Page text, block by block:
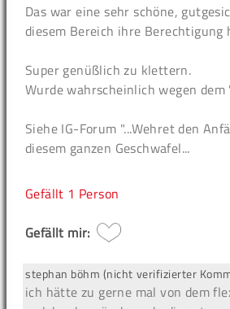
Das war eine sehr schöne,
diesem Bereich ihre Berechtigung
Super genüßlich zu klettern.
Wurde wahrscheinlich wegen dem
Siehe IG-Forum "...Wehret den
diesem ganzen Geschwafel...
Gefällt 1 Person
Gefällt mir:
stephan böhm (nicht verifizierter
ich hätte zu gerne mal von dem